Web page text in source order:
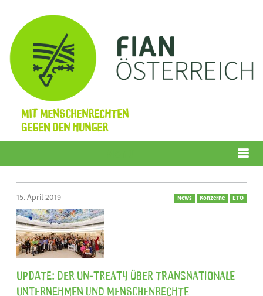
Mit Menschenrechten
gegen den Hunger
15. April 2019 News Konzerne ETO
Update: Der UN-Treaty über transnationale
Unternehmen und Menschenrechte